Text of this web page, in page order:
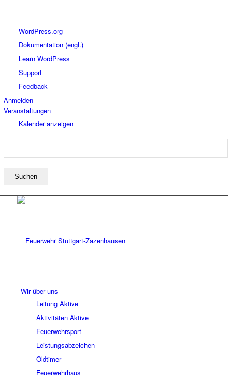
WordPress
WordPress.org
Dokumentation (engl.)
Learn WordPress
Support
Feedback
Anmelden
Veranstaltungen
Kalender anzeigen
Suchen
Wir über uns
Leitung Aktive
Aktivitäten Aktive
Feuerwehrsport
Leistungsabzeichen
Oldtimer
Feuerwehrhaus